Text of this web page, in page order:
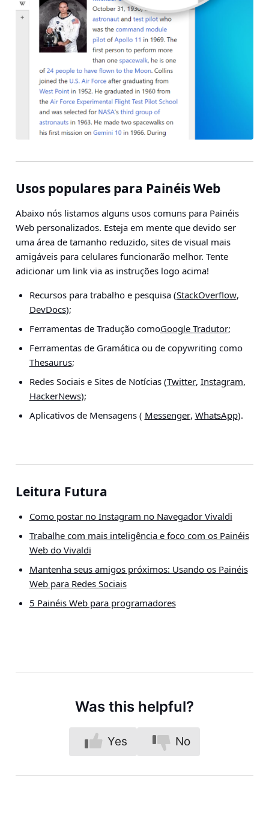
Usos populares para Painéis Web
Abaixo nós listamos alguns usos comuns para Painéis
Web personalizados. Esteja em mente que devido ser
uma área de tamanho reduzido, sites de visual mais
amigáveis para celulares funcionarão melhor. Tente
adicionar um link via as instruções logo acima!
Recursos para trabalho e pesquisa (StackOverflow,
DevDocs);
Ferramentas de Tradução comoGoogle Tradutor;
Ferramentas de Gramática ou de copywriting como
Thesaurus;
Redes Sociais e Sites de Notícias (Twitter, Instagram,
HackerNews);
Aplicativos de Mensagens ( Messenger, WhatsApp).
Leitura Futura
Como postar no Instagram no Navegador Vivaldi
Trabalhe com mais inteligência e foco com os Painéis
Web do Vivaldi
Mantenha seus amigos próximos: Usando os Painéis
Web para Redes Sociais
5 Painéis Web para programadores
Was this helpful?
Yes No